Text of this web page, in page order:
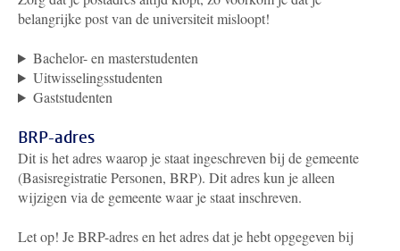
belangrijke post van de universiteit misloopt!
Bachelor- en masterstudenten
Uitwisselingsstudenten
Gaststudenten
BRP-adres
Dit is het adres waarop je staat ingeschreven bij de gemeente
(Basisregistratie Personen, BRP). Dit adres kun je alleen
wijzigen via de gemeente waar je staat inschreven.
Let op! Je BRP-adres en het adres dat je hebt opgegeven bij